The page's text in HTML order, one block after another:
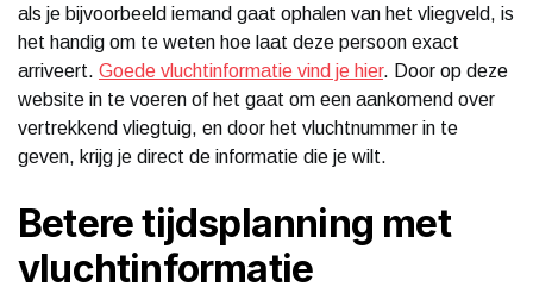
als je bijvoorbeeld iemand gaat ophalen van het vliegveld, is
het handig om te weten hoe laat deze persoon exact
arriveert. Goede vluchtinformatie vind je hier. Door op deze
website in te voeren of het gaat om een aankomend over
vertrekkend vliegtuig, en door het vluchtnummer in te
geven, krijg je direct de informatie die je wilt.
Betere tijdsplanning met
vluchtinformatie